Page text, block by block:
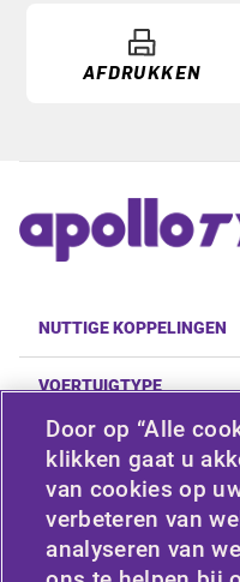
AFDRUKKEN
NUTTIGE KOPPELINGEN
VOERTUIGTYPE
BELEID
BEDRIJF
Door op “Alle
klikken gaat u
van cookies op
verbeteren van
analyseren van